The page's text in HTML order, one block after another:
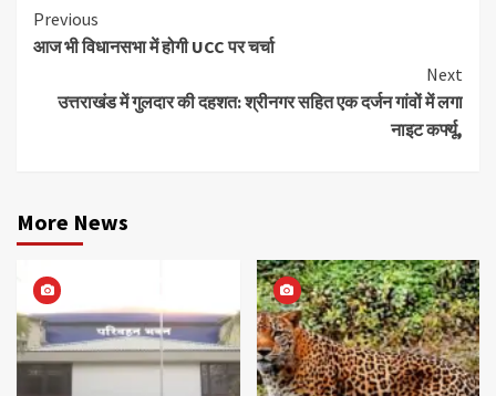
Continue
Reading
Previous
आज भी विधानसभा में होगी UCC पर चर्चा
Next
उत्तराखंड में गुलदार की दहशत: श्रीनगर सहित एक दर्जन गांवों में लगा
नाइट कर्फ्यू,
More News